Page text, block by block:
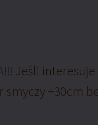
Jeśli
smyczy +30cm